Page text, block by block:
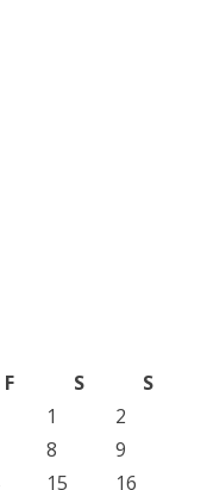
F S
S
1
2
8
9
15 16